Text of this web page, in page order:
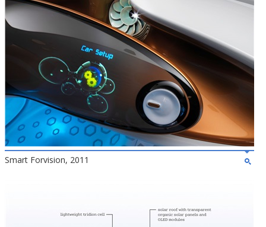
Smart Forvision, 2011